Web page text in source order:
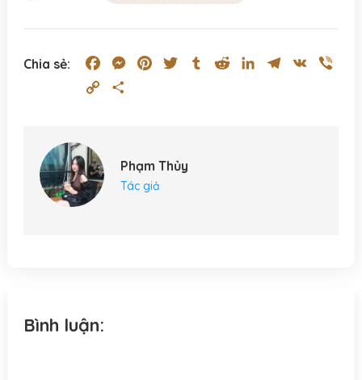
Chia sẻ: FacebookMessenger
PinterestTwitterTumblrRedditLinkedInTelegram
VK
Copy
Phạm Thủy
Tác giả
Bình luận: